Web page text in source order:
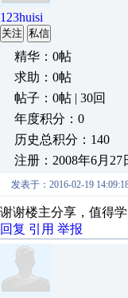
123huisi
关注 私信
精华：0帖
求助：0帖
帖子：0帖 | 30回
年度积分：0
历史总积分：140
注册：2008年6月27
发表于：2016-02-19
谢谢楼主分享，值得学
回复 引用 举报